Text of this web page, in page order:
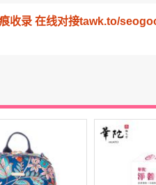
收录 在线对接tawk.to/